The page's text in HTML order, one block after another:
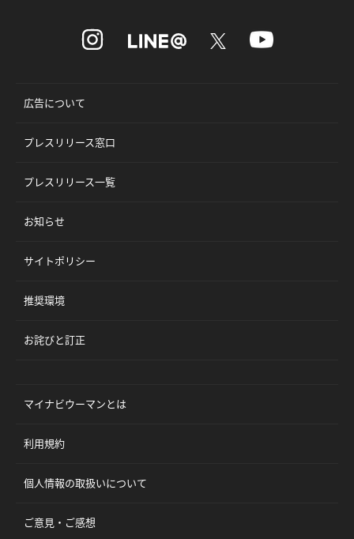
広告について
プレスリリース窓口
プレスリリース一覧
お知らせ
サイトポリシー
推奨環境
お詫びと訂正
マイナビウーマンとは
利用規約
個人情報の取扱いについて
ご意見・ご感想